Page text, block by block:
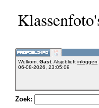
Welkom, Gast. Alsjeblieft inloggen
06-08-2026, 23:05:09
Zoek: